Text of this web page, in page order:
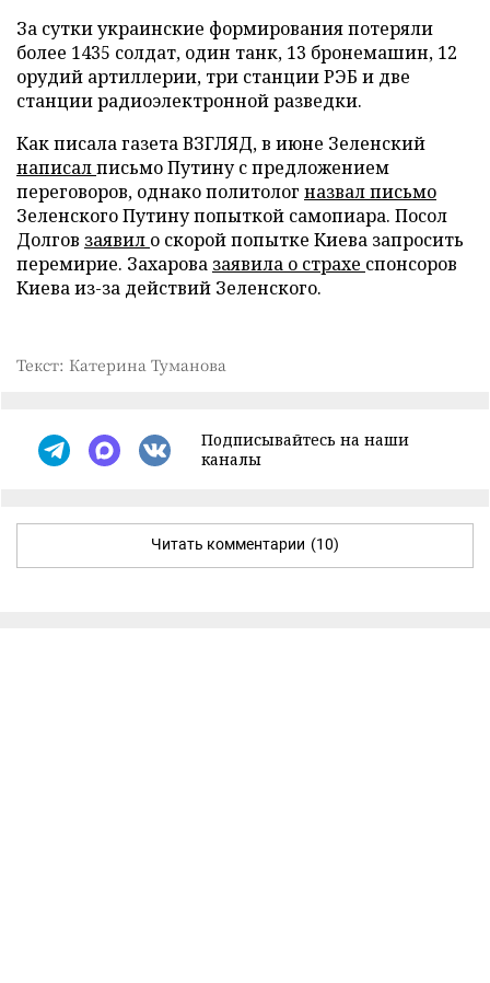
За сутки украинские формирования потеряли
более 1435 солдат, один танк, 13 бронемашин, 12
орудий артиллерии, три станции РЭБ и две
станции радиоэлектронной разведки.
Как писала газета ВЗГЛЯД, в июне Зеленский
написалписьмо Путину с предложением
переговоров, однако политолог назвал письмо
Зеленского Путину попыткой самопиара. Посол
Долгов заявил о скорой попытке Киева запросить
перемирие. Захарова заявила о страхе спонсоров
Киева из-за действий Зеленского.
Текст: Катерина Туманова
Подписывайтесь на наши
каналы
Читать комментарии (10)